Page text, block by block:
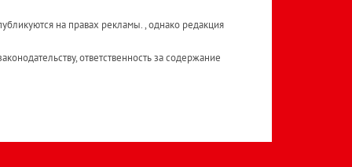
на правах рекламы. , однако редакция
ответственность за содержание